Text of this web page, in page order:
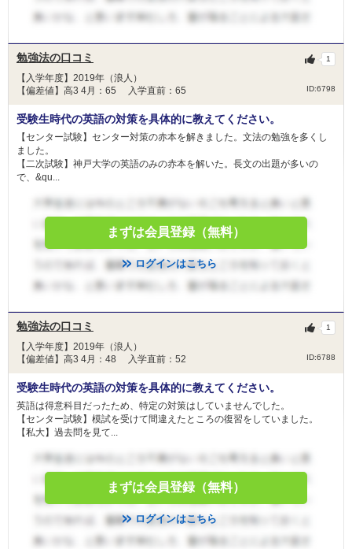
勉強法の口コミ
【入学年度】2019年（浪人）
【偏差値】高3 4月：65 入学直前：65
ID:6798
1
受験生時代の英語の対策を具体的に教えてください。
【センター試験】センター対策の赤本を解きました。文法の勉強を多くし
ました。
【二次試験】神戸大学の英語のみの赤本を解いた。長文の出題が多いの
で、&qu...
まずは会員登録（無料）
ログインはこちら
勉強法の口コミ
【入学年度】2019年（浪人）
【偏差値】高3 4月：48 入学直前：52
ID:6788
1
受験生時代の英語の対策を具体的に教えてください。
英語は得意科目だったため、特定の対策はしていませんでした。
【センター試験】模試を受けて間違えたところの復習をしていました。
【私大】過去問を見て...
まずは会員登録（無料）
ログインはこちら